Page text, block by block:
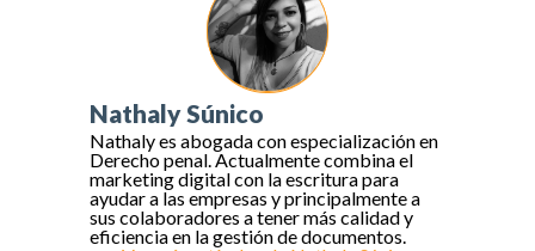
Nathaly Súnico
Nathaly es abogada con especialización en
Derecho penal. Actualmente combina el
marketing digital con la escritura para
ayudar a las empresas y principalmente a
sus colaboradores a tener más calidad y
eficiencia en la gestión de documentos.